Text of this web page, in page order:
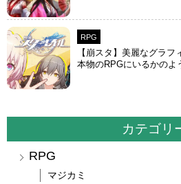
RPG
【崩スタ】美麗なグラ
本物のRPGにいるかのよ
カテゴリ
RPG
マジカミ